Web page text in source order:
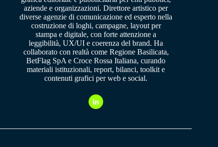
aziende e organizzazioni. Direttore artistico per
diverse agenzie di comunicazione ed esperto nella
costruzione di loghi, campagne, layout per
stampa e digitale, con forte attenzione a
leggibilità, UX/UI e coerenza del brand. Ha
collaborato con realtà come Regione Basilicata,
BetFlag SpA e Croce Rossa Italiana, curando
materiali istituzionali, report, bilanci, toolkit e
contenuti grafici per web e social.